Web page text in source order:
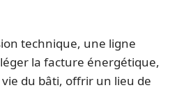
technique, une ligne
la facture énergétique,
du bâti, offrir un lieu de